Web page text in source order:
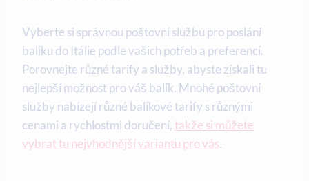
Vyberte si správnou poštovní službu pro poslání
balíku do Itálie podle vašich potřeb a preferencí.
Porovnejte různé tarify a služby, abyste získali tu
nejlepší možnost pro váš balík. Mnohé poštovní
služby nabízejí různé balíkové tarify s různými
cenami a rychlostmi doručení, takže si můžete
vybrat tu nejvhodnější variantu pro vás.